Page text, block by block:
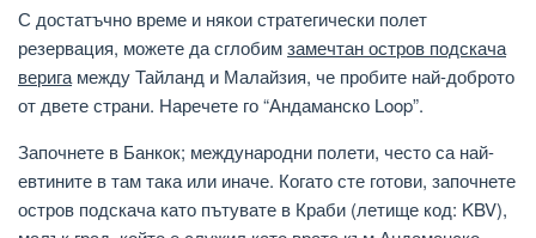
С достатъчно време и някои стратегически полет
резервация, можете да сглобимзамечтан остров подскача
верига между Тайланд и Малайзия, че пробите най-доброто
от двете страни. Наречете го “Андаманско Loop”.
Започнете в Банкок; международни полети, често са най-
евтините в там така или иначе. Когато сте готови, започнете
остров подскача като пътувате в Краби (летище код: KBV),